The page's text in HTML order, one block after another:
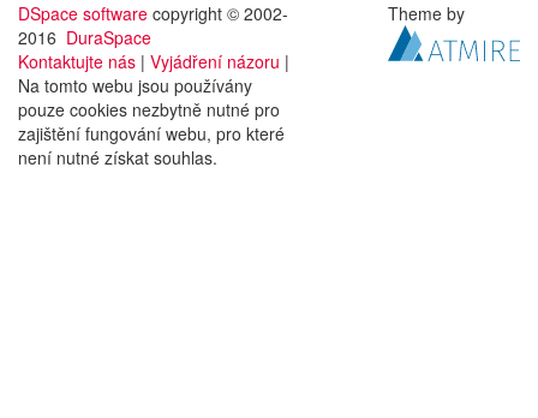
DSpace software copyright © 2002-
2016 DuraSpace
Kontaktujte nás | Vyjádření názoru |
Na tomto webu jsou používány
pouze cookies nezbytně nutné pro
zajištění fungování webu, pro které
není nutné získat souhlas.
Theme by